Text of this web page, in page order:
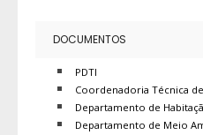
DOCUMENTOS
PDTI
Coordenadoria Técnica
Departamento de
Departamento de Meio